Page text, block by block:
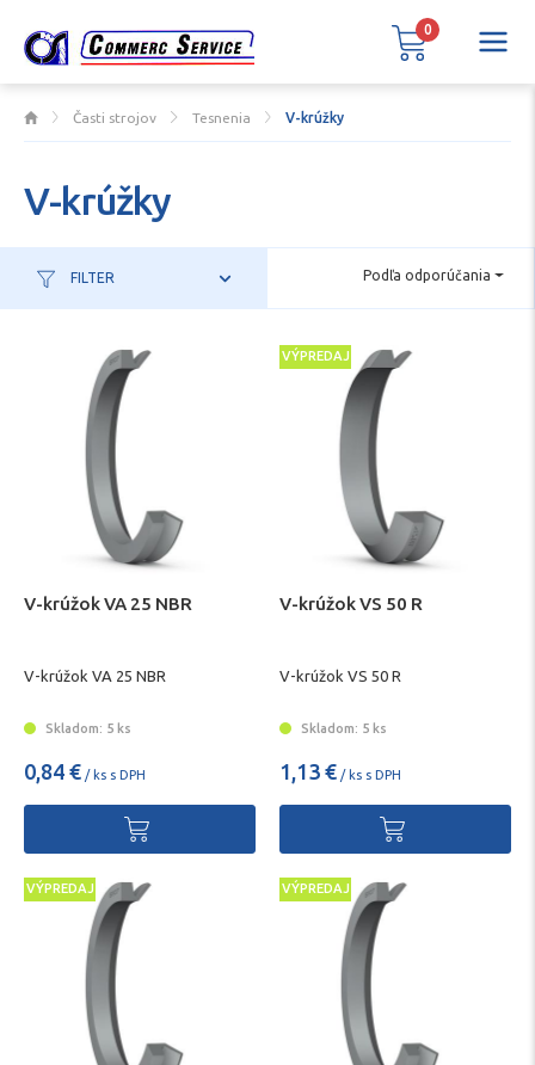
Časti strojov Tesnenia V-krúžky
V-krúžky
FILTER Podľa odporúčania
V-krúžok VA 25 NBR
V-krúžok VA 25 NBR
Skladom: 5 ks
0,84 € / ks s DPH
VÝPREDAJ
V-krúžok VS 50 R
V-krúžok VS 50 R
Skladom: 5 ks
1,13 € / ks s DPH
VÝPREDAJ VÝPREDAJ
0